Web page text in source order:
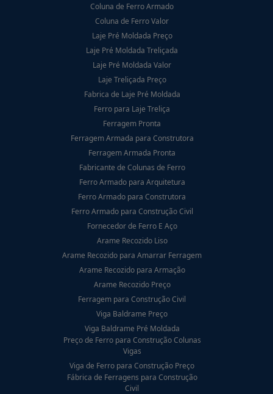
Coluna de Ferro Armado
Coluna de Ferro Valor
Laje Pré Moldada Preço
Laje Pré Moldada Treliçada
Laje Pré Moldada Valor
Laje Treliçada Preço
Fabrica de Laje Pré Moldada
Ferro para Laje Treliça
Ferragem Pronta
Ferragem Armada para Construtora
Ferragem Armada Pronta
Fabricante de Colunas de Ferro
Ferro Armado para Arquitetura
Ferro Armado para Construtora
Ferro Armado para Construção Civil
Fornecedor de Ferro E Aço
Arame Recozido Liso
Arame Recozido para Amarrar Ferragem
Arame Recozido para Armação
Arame Recozido Preço
Ferragem para Construção Civil
Viga Baldrame Preço
Viga Baldrame Pré Moldada
Preço de Ferro para Construção Colunas
Vigas
Viga de Ferro para Construção Preço
Fábrica de Ferragens para Construção
Civil